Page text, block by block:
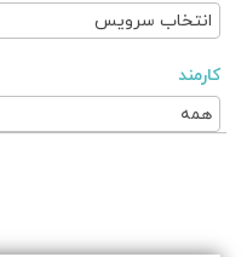
کارمند